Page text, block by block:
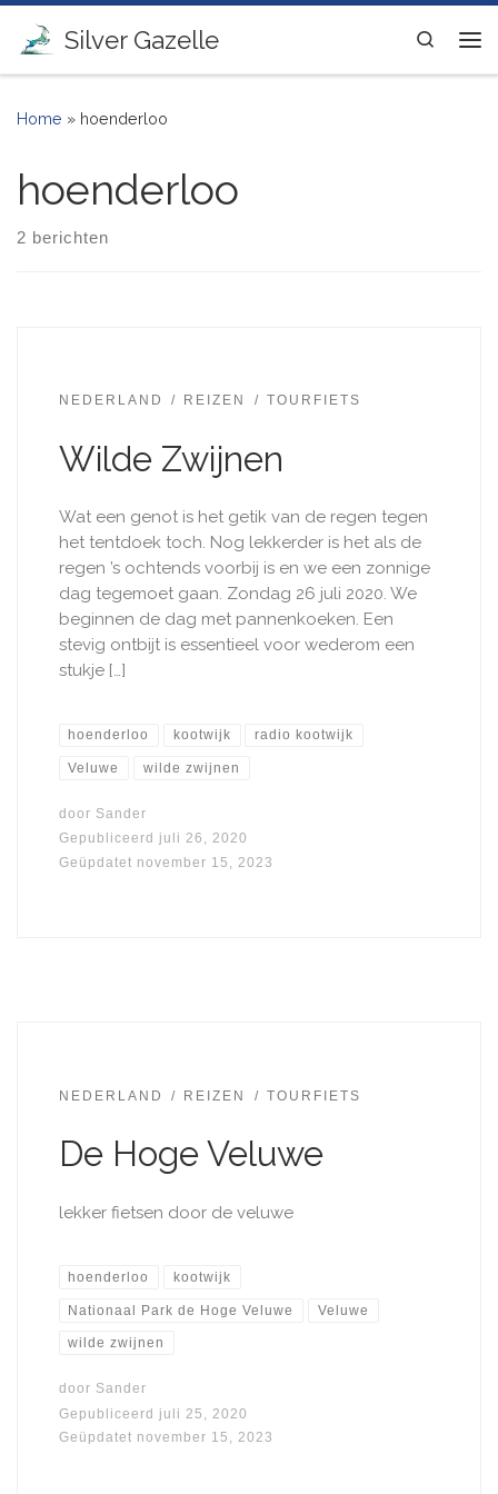
Ga naar inhoud
Silver Gazelle
Search
Home » hoenderloo
hoenderloo
2 berichten
NEDERLAND REIZEN TOURFIETS
Wilde Zwijnen
Wat een genot is het getik van de regen tegen
het tentdoek toch. Nog lekkerder is het als de
regen ’s ochtends voorbij is en we een zonnige
dag tegemoet gaan. Zondag 26 juli 2020. We
beginnen de dag met pannenkoeken. Een
stevig ontbijt is essentieel voor wederom een
stukje […]
hoenderloo kootwijk radio kootwijk
Veluwe wilde zwijnen
door Sander
Gepubliceerd juli 26, 2020
Geüpdatet november 15, 2023
NEDERLAND REIZEN TOURFIETS
De Hoge Veluwe
lekker fietsen door de veluwe
hoenderloo kootwijk
Nationaal Park de Hoge Veluwe Veluwe
wilde zwijnen
door Sander
Gepubliceerd juli 25, 2020
Geüpdatet november 15, 2023